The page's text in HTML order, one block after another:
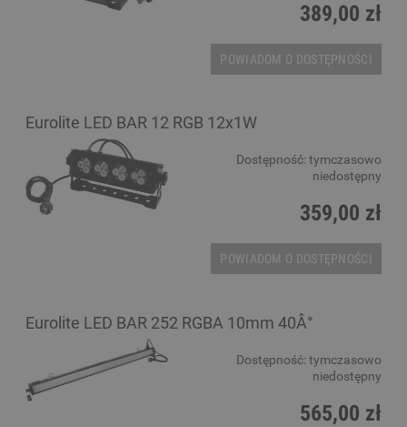
389,00 zł
POWIADOM O DOSTĘPNOŚCI
Eurolite LED BAR 12 RGB 12x1W
Dostępność: tymczasowo
niedostępny
359,00 zł
POWIADOM O DOSTĘPNOŚCI
Eurolite LED BAR 252 RGBA 10mm 40Â°
Dostępność: tymczasowo
niedostępny
565,00 zł